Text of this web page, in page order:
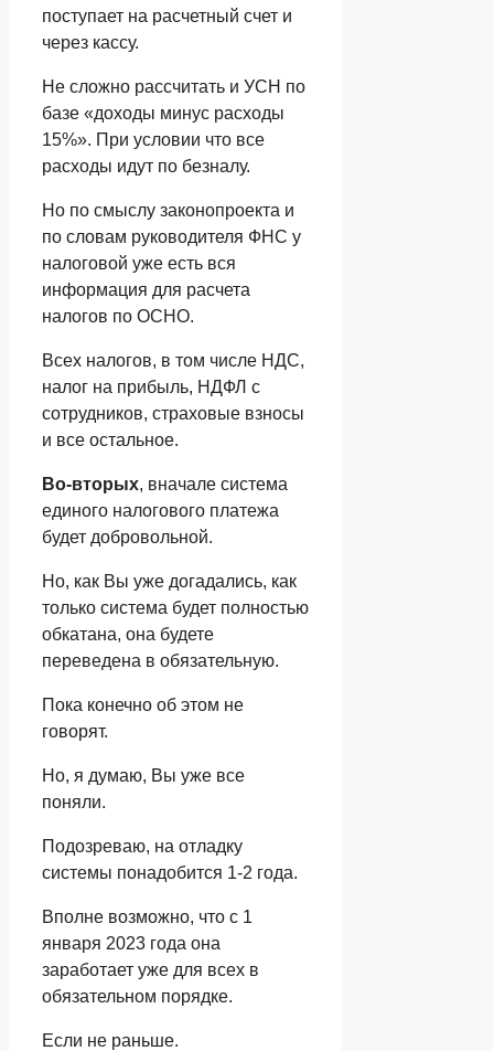
поступает на расчетный счет и
через кассу.
Не сложно рассчитать и УСН по
базе «доходы минус расходы
15%». При условии что все
расходы идут по безналу.
Но по смыслу законопроекта и
по словам руководителя ФНС у
налоговой уже есть вся
информация для расчета
налогов по ОСНО.
Всех налогов, в том числе НДС,
налог на прибыль, НДФЛ с
сотрудников, страховые взносы
и все остальное.
Во-вторых, вначале система
единого налогового платежа
будет добровольной.
Но, как Вы уже догадались, как
только система будет полностью
обкатана, она будете
переведена в обязательную.
Пока конечно об этом не
говорят.
Но, я думаю, Вы уже все
поняли.
Подозреваю, на отладку
системы понадобится 1-2 года.
Вполне возможно, что с 1
января 2023 года она
заработает уже для всех в
обязательном порядке.
Если не раньше.